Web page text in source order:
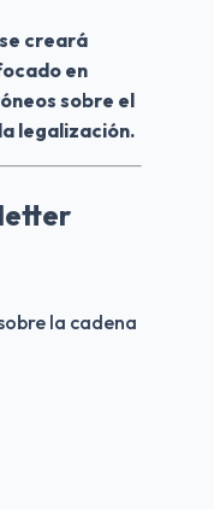
se creará
en
sobre el
legalización.
la cadena